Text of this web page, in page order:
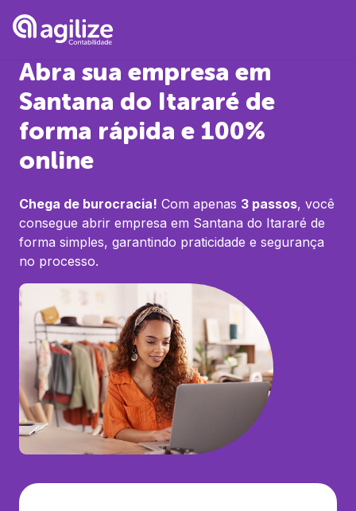
Abra sua empresa em
Santana do Itararé de
forma rápida e 100%
online
Chega de burocracia! Com apenas 3 passos, você
consegue abrir empresa em Santana do Itararé de
forma simples, garantindo praticidade e segurança
no processo.